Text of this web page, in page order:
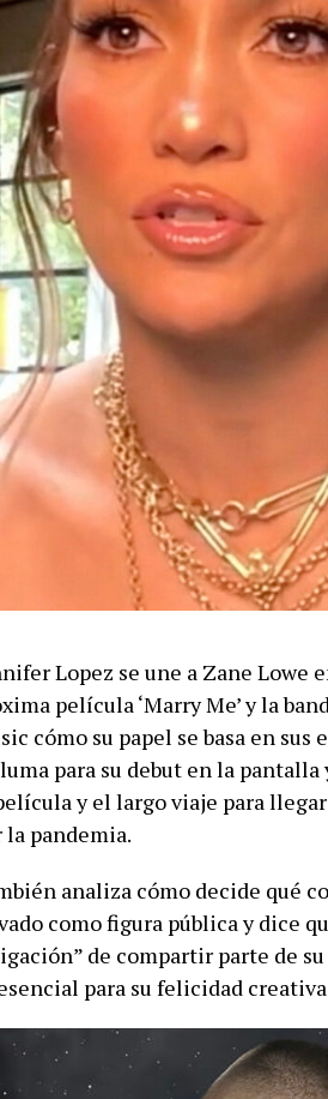
Lopez se une a Zane Lowe
película ‘Marry Me’ y la
cómo su papel se basa en
para su debut en la
y el largo viaje para
la pandemia.
analiza cómo decide qué
como figura pública y dice
de compartir parte de
para su felicidad